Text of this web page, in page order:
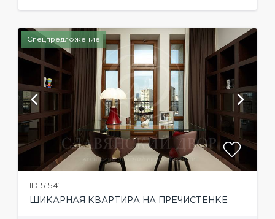
объединенных...
Спецпредложение
ID 51541
ШИКАРНАЯ КВАРТИРА НА ПРЕЧИСТЕНКЕ